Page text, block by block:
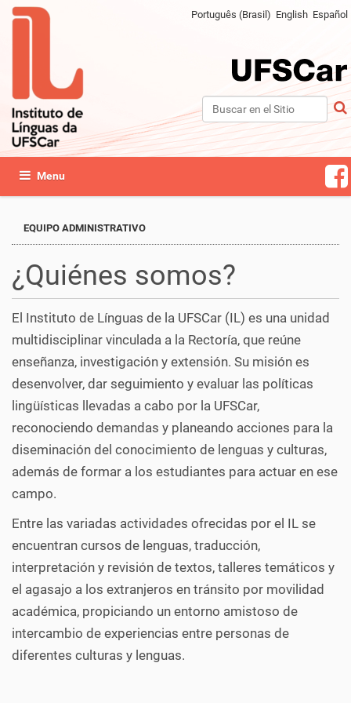
Buscar
Búsqueda Avanzada…
Português (Brasil) English Español
Mostrar/Ocultar navegación
EQUIPO ADMINISTRATIVO
¿Quiénes somos?
El Instituto de Línguas de la UFSCar (IL) es una unidad
multidisciplinar vinculada a la Rectoría, que reúne
enseñanza, investigación y extensión. Su misión es
desenvolver, dar seguimiento y evaluar las políticas
lingüísticas llevadas a cabo por la UFSCar,
reconociendo demandas y planeando acciones para la
diseminación del conocimiento de lenguas y culturas,
además de formar a los estudiantes para actuar en ese
campo.
Entre las variadas actividades ofrecidas por el IL se
encuentran cursos de lenguas, traducción,
interpretación y revisión de textos, talleres temáticos y
el agasajo a los extranjeros en tránsito por movilidad
académica, propiciando un entorno amistoso de
intercambio de experiencias entre personas de
diferentes culturas y lenguas.